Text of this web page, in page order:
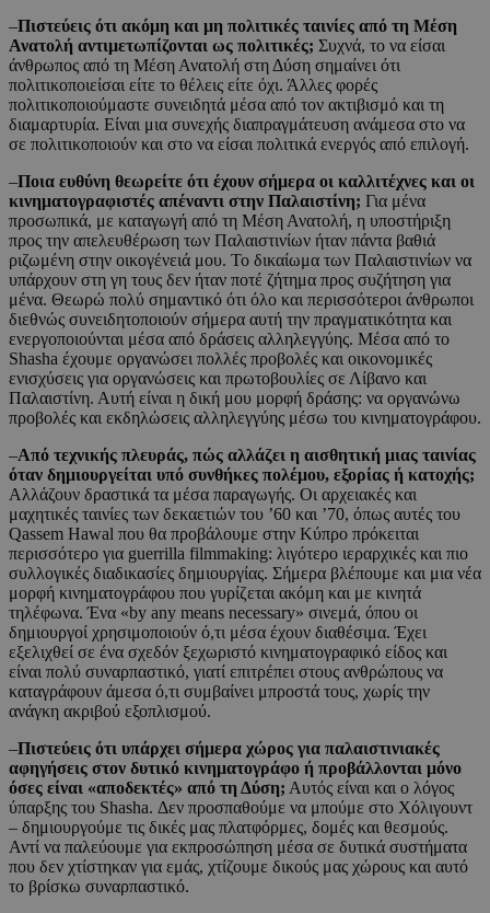
–Πιστεύεις ότι ακόμη και μη πολιτικές ταινίες από τη Μέση
Ανατολή αντιμετωπίζονται ως πολιτικές; Συχνά, το να είσαι
άνθρωπος από τη Μέση Ανατολή στη Δύση σημαίνει ότι
πολιτικοποιείσαι είτε το θέλεις είτε όχι. Άλλες φορές
πολιτικοποιούμαστε συνειδητά μέσα από τον ακτιβισμό και τη
διαμαρτυρία. Είναι μια συνεχής διαπραγμάτευση ανάμεσα στο να
σε πολιτικοποιούν και στο να είσαι πολιτικά ενεργός από επιλογή.
–Ποια ευθύνη θεωρείτε ότι έχουν σήμερα οι καλλιτέχνες και οι
κινηματογραφιστές απέναντι στην Παλαιστίνη; Για μένα
προσωπικά, με καταγωγή από τη Μέση Ανατολή, η υποστήριξη
προς την απελευθέρωση των Παλαιστινίων ήταν πάντα βαθιά
ριζωμένη στην οικογένειά μου. Το δικαίωμα των Παλαιστινίων να
υπάρχουν στη γη τους δεν ήταν ποτέ ζήτημα προς συζήτηση για
μένα. Θεωρώ πολύ σημαντικό ότι όλο και περισσότεροι άνθρωποι
διεθνώς συνειδητοποιούν σήμερα αυτή την πραγματικότητα και
ενεργοποιούνται μέσα από δράσεις αλληλεγγύης. Μέσα από το
Shasha έχουμε οργανώσει πολλές προβολές και οικονομικές
ενισχύσεις για οργανώσεις και πρωτοβουλίες σε Λίβανο και
Παλαιστίνη. Αυτή είναι η δική μου μορφή δράσης: να οργανώνω
προβολές και εκδηλώσεις αλληλεγγύης μέσω του κινηματογράφου.
–Από τεχνικής πλευράς, πώς αλλάζει η αισθητική μιας ταινίας
όταν δημιουργείται υπό συνθήκες πολέμου, εξορίας ή κατοχής;
Αλλάζουν δραστικά τα μέσα παραγωγής. Οι αρχειακές και
μαχητικές ταινίες των δεκαετιών του ’60 και ’70, όπως αυτές του
Qassem Hawal που θα προβάλουμε στην Κύπρο πρόκειται
περισσότερο για guerrilla filmmaking: λιγότερο ιεραρχικές και πιο
συλλογικές διαδικασίες δημιουργίας. Σήμερα βλέπουμε και μια νέα
μορφή κινηματογράφου που γυρίζεται ακόμη και με κινητά
τηλέφωνα. Ένα «by any means necessary» σινεμά, όπου οι
δημιουργοί χρησιμοποιούν ό,τι μέσα έχουν διαθέσιμα. Έχει
εξελιχθεί σε ένα σχεδόν ξεχωριστό κινηματογραφικό είδος και
είναι πολύ συναρπαστικό, γιατί επιτρέπει στους ανθρώπους να
καταγράφουν άμεσα ό,τι συμβαίνει μπροστά τους, χωρίς την
ανάγκη ακριβού εξοπλισμού.
–Πιστεύεις ότι υπάρχει σήμερα χώρος για παλαιστινιακές
αφηγήσεις στον δυτικό κινηματογράφο ή προβάλλονται μόνο
όσες είναι «αποδεκτές» από τη Δύση; Αυτός είναι και ο λόγος
ύπαρξης του Shasha. Δεν προσπαθούμε να μπούμε στο Χόλιγουντ
– δημιουργούμε τις δικές μας πλατφόρμες, δομές και θεσμούς.
Αντί να παλεύουμε για εκπροσώπηση μέσα σε δυτικά συστήματα
που δεν χτίστηκαν για εμάς, χτίζουμε δικούς μας χώρους και αυτό
το βρίσκω συναρπαστικό.